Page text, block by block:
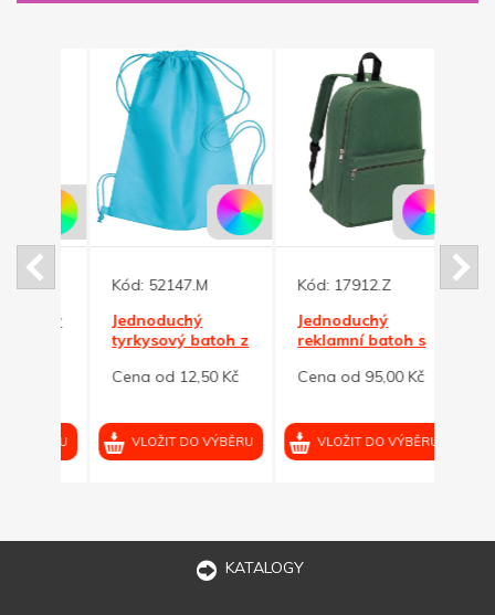
Kód:52147.M
Jednoduchý
tyrkysový batoh z
Cena od 12,50 Kč
VLOŽIT DO VÝBĚRU
Kód:17912.Z
Jednoduchý
reklamní batoh s
kapsou,tm.zelený
Cena od 95,00 Kč
VLOŽIT DO VÝBĚRU
Kód:
KATALOGY